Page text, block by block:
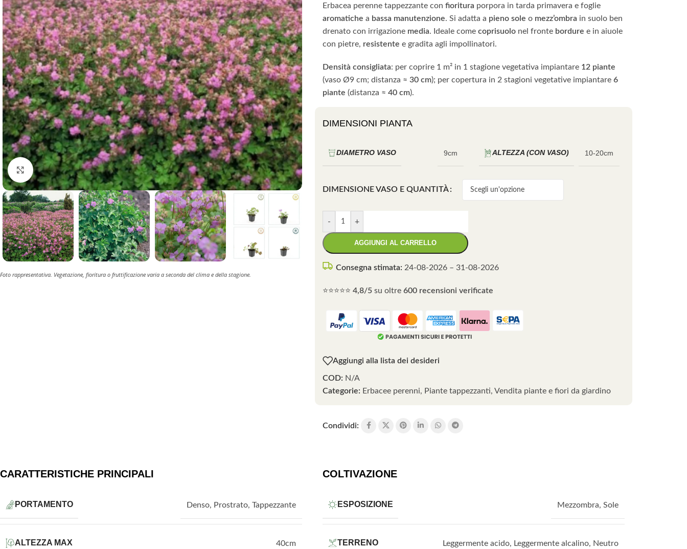
Clicca per ingrandire
Foto rappresentativa. Vegetazione, fioritura o fruttificazione varia a seconda del clima e della stagione.
Erbacea perenne tappezzante con fioritura porpora in tarda primavera e foglie
aromatiche a bassa manutenzione. Si adatta a pieno sole o mezz’ombra in suolo ben
drenato con irrigazione media. Ideale come coprisuolo nel fronte bordure e in aiuole
con pietre, resistente e gradita agli impollinatori.
Densità consigliata: per coprire 1 m² in 1 stagione vegetativa impiantare 12 piante
(vaso Ø9 cm; distanza ≈ 30 cm); per copertura in 2 stagioni vegetative impiantare 6
piante (distanza ≈ 40 cm).
DIMENSIONI PIANTA
DIAMETRO VASO 9cm ALTEZZA (CON VASO) 10-20cm
DIMENSIONE VASO E QUANTITÀ
- +
AGGIUNGI AL CARRELLO
Consegna stimata: 24-08-2026 – 31-08-2026
⭐⭐⭐⭐⭐ 4,8/5 su oltre 600 recensioni verificate
Aggiungi alla lista dei desideri
COD: N/A
Categorie: Erbacee perenni, Piante tappezzanti, Vendita piante e fiori da giardino
Condividi:
CARATTERISTICHE PRINCIPALI
PORTAMENTO Denso, Prostrato, Tappezzante
ALTEZZA MAX 40cm
COLTIVAZIONE
ESPOSIZIONE Mezzombra, Sole
TERRENO Leggermente acido, Leggermente alcalino, Neutro